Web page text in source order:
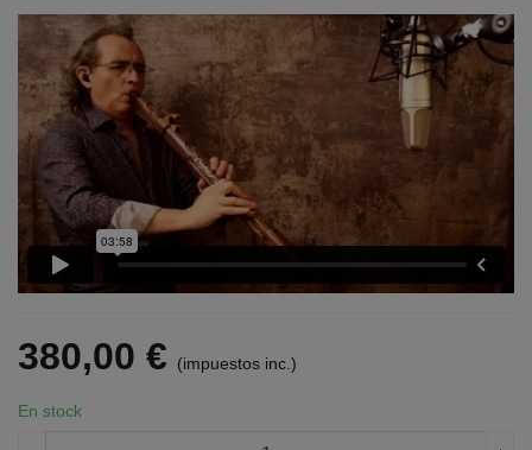
380,00 € (impuestos inc.)
En stock